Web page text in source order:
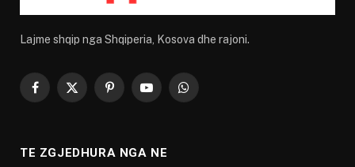
Lajme shqip nga Shqiperia, Kosova dhe rajoni.
Facebook
X
PinterestYouTubeWhatsApp
TE ZGJEDHURA NGA NE